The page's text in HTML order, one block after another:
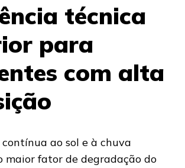
técnica
para
com alta
ao sol e à chuva
maior fator de degradação do